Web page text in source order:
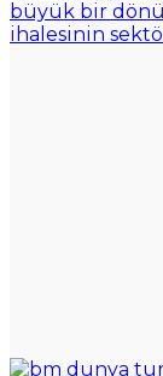
büyük bir
ihalesinin